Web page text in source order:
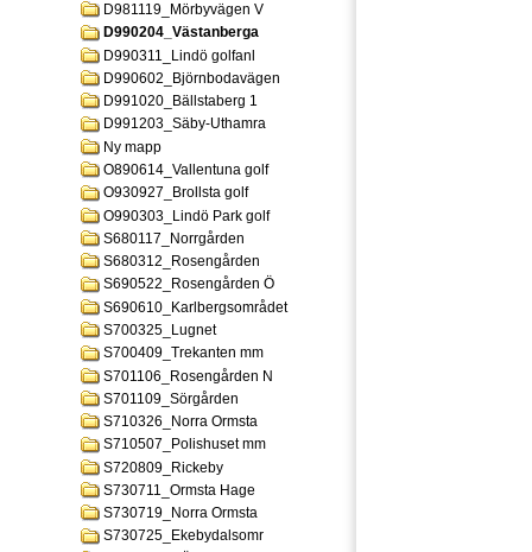
D981119_Mörbyvägen V
D990204_Västanberga
D990311_Lindö golfanl
D990602_Björnbodavägen
D991020_Bällstaberg 1
D991203_Säby-Uthamra
Ny mapp
O890614_Vallentuna golf
O930927_Brollsta golf
O990303_Lindö Park golf
S680117_Norrgården
S680312_Rosengården
S690522_Rosengården Ö
S690610_Karlbergsområdet
S700325_Lugnet
S700409_Trekanten mm
S701106_Rosengården N
S701109_Sörgården
S710326_Norra Ormsta
S710507_Polishuset mm
S720809_Rickeby
S730711_Ormsta Hage
S730719_Norra Ormsta
S730725_Ekebydalsomr